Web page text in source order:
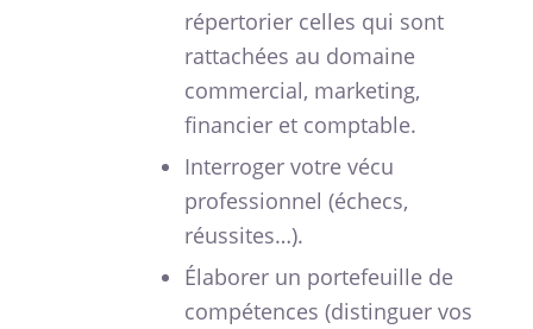
répertorier celles qui sont
rattachées au domaine
commercial, marketing,
financier et comptable.
Interroger votre vécu
professionnel (échecs,
réussites…).
Élaborer un portefeuille de
compétences (distinguer vos